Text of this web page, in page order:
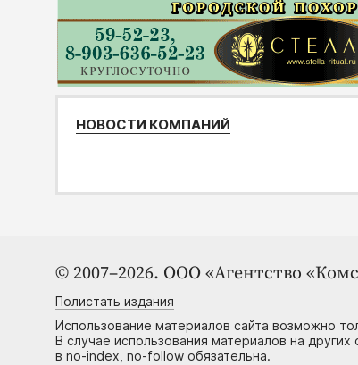
НОВОСТИ КОМПАНИЙ
© 2007–2026. ООО «Агентство
Полистать издания
Использование материалов сайта возможно
В случае использования материалов на
в no-index, no-follow обязательна.